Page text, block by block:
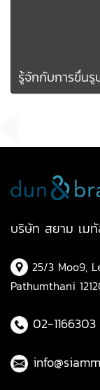
รู้จักกับการขึ้นรู
บริษัท สยาม เม
25/3 Moo9,
Pathumthani
02-1166303